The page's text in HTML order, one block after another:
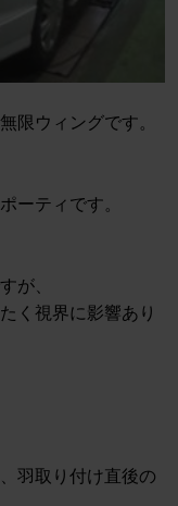
限ウィングです。
ーティです。
が、
く視界に影響あり
羽取り付け直後の